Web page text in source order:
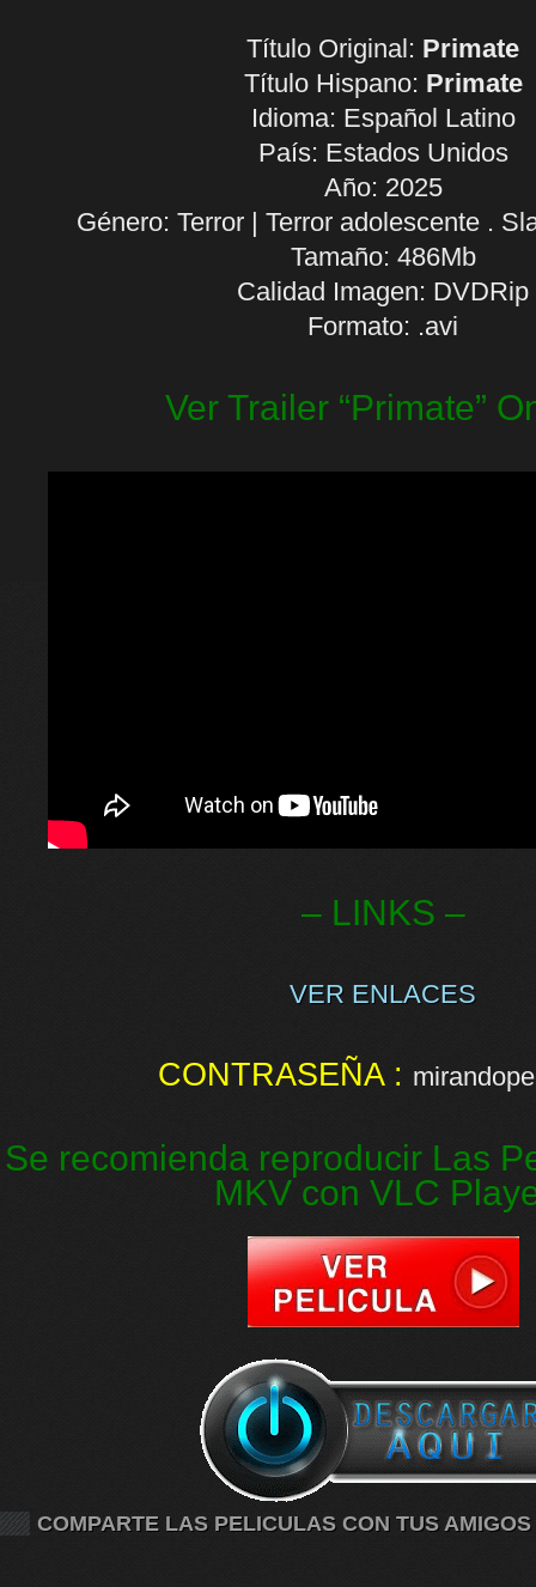
Título Original: Primate
Título Hispano: Primate
Idioma: Español Latino
País: Estados Unidos
Año: 2025
Género: Terror | Terror adolescente .
Tamaño: 486Mb
Calidad Imagen: DVDRip
Formato: .avi
Ver Trailer “Primate”
– LINKS –
VER ENLACES
CONTRASEÑA :
Se recomienda reproducir Las
MKV con VLC
COMPARTE LAS PELICULAS CON TUS AMIGOS